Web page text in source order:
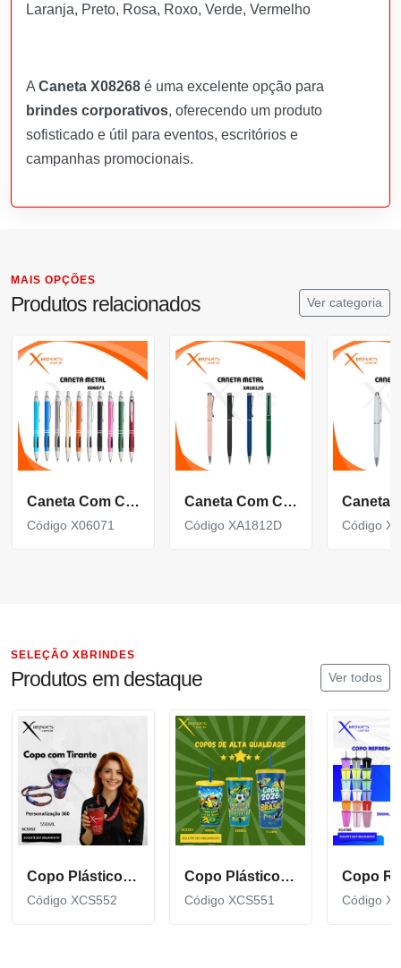
Laranja, Preto, Rosa, Roxo, Verde, Vermelho
A Caneta X08268 é uma excelente opção para
brindes corporativos, oferecendo um produto
sofisticado e útil para eventos, escritórios e
campanhas promocionais.
MAIS OPÇÕES
Produtos relacionados Ver categoria
Caneta Com Corpo De Metal Carga Azul E Acionamento Por Clique X06071
Código X06071
Caneta Com Corpo De Metal Carga Azul E Acionamento Por Rotação Xa1812D
Código XA1812D Código
SELEÇÃO XBRINDES
Produtos em destaque Ver todos
Copo Plástico de 550 ML com Tirante Personalizado XCS552
Código XCS552
Copo Plástico personalizado In Mold Label 360 XCS551
Código XCS551 Código